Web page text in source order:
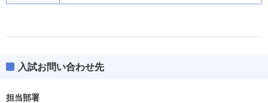
入試お問い合わせ先
担当部署